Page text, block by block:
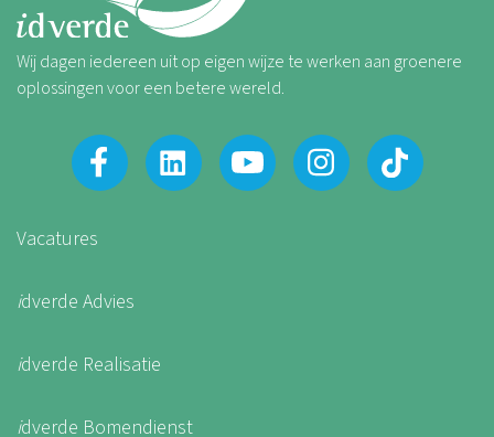
Wij dagen iedereen uit op eigen wijze te werken aan groenere
oplossingen voor een betere wereld.
Vacatures
idverde Advies
idverde Realisatie
idverde Bomendienst